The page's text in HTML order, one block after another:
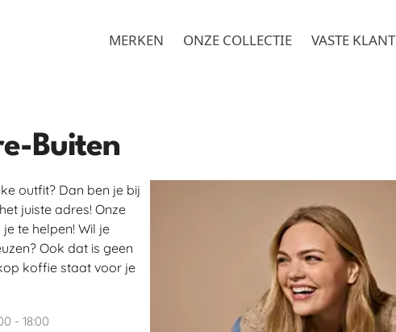
MERKEN ONZE COLLECTIE VASTE KLANT
Buiten
outfit? Dan ben je bij
juiste adres! Onze
te helpen! Wil je
Ook dat is geen
koffie staat voor je
- 18:00